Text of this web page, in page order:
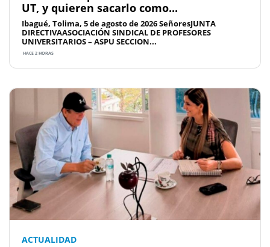
UT, y quieren sacarlo como...
Ibagué, Tolima, 5 de agosto de 2026 SeñoresJUNTA
DIRECTIVAASOCIACIÓN SINDICAL DE PROFESORES
UNIVERSITARIOS – ASPU SECCION...
HACE 2 HORAS
ACTUALIDAD